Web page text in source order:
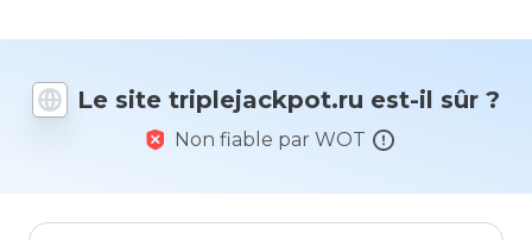
Le site triplejackpot.ru est-il sûr ?
Non fiable par WOT
1 et 5
vous à ce
site ?